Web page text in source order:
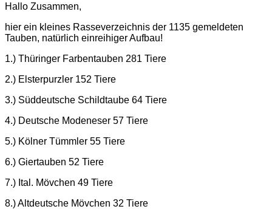
Hallo Zusammen,
hier ein kleines Rasseverzeichnis der 1135 gemeldeten
Tauben, natürlich einreihiger Aufbau!
1.) Thüringer Farbentauben 281 Tiere
2.) Elsterpurzler 152 Tiere
3.) Süddeutsche Schildtaube 64 Tiere
4.) Deutsche Modeneser 57 Tiere
5.) Kölner Tümmler 55 Tiere
6.) Giertauben 52 Tiere
7.) Ital. Mövchen 49 Tiere
8.) Altdeutsche Mövchen 32 Tiere